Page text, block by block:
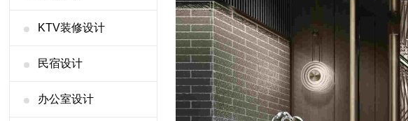
KTV装修设计
民宿设计
办公室设计